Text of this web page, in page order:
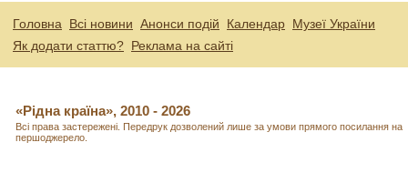
Головна Всі новини Анонси подій Календар Музеї України
Як додати статтю? Реклама на сайті
«Рідна країна», 2010 - 2026
Всі права застережені. Передрук дозволений лише за умови прямого посилання на
першоджерело.